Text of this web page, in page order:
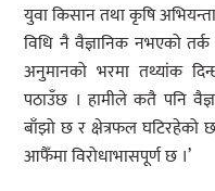
युवा किसान तथा कृषि
विधि नै वैज्ञानिक नभएको
अनुमानको भरमा तथ्यांक
पठाउँछ । हामीले कतै पनि
बाँझो छ र क्षेत्रफल घटिरहेको
आफैँमा विरोधाभासपूर्ण छ ।’